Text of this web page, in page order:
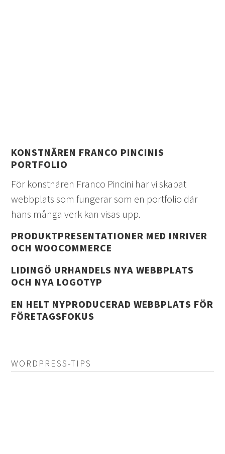
KONSTNÄREN FRANCO PINCINIS
PORTFOLIO
För konstnären Franco Pincini har vi skapat
webbplats som fungerar som en portfolio där
hans många verk kan visas upp.
PRODUKTPRESENTATIONER MED INRIVER
OCH WOOCOMMERCE
LIDINGÖ URHANDELS NYA WEBBPLATS
OCH NYA LOGOTYP
EN HELT NYPRODUCERAD WEBBPLATS FÖR
FÖRETAGSFOKUS
WORDPRESS-TIPS